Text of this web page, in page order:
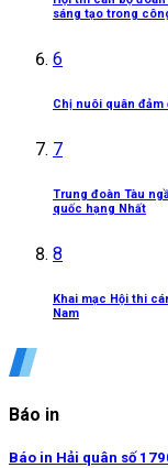
sáng tạo trong
6
Chị nuôi quân đảm
7
Trung đoàn Tàu
quốc hạng Nhất
8
Khai mạc Hội thi
Nam
Báo in
Báo in Hải quân số